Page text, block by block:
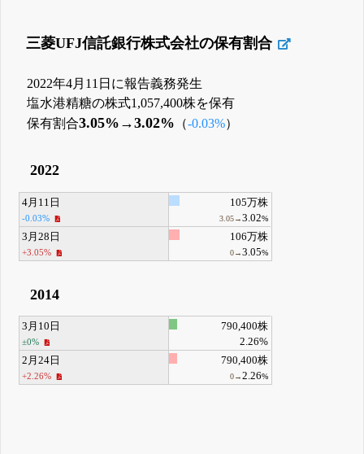
三菱UFJ信託銀行株式会社の保有割合
2022年4月11日に報告義務発生
塩水港精糖の株式1,057,400株を保有
保有割合3.05%→3.02% （-0.03%）
2022
4月11日
-0.03%
105万株
3.05→3.02%
3月28日
+3.05%
106万株
0→3.05%
2014
3月10日
±0%
790,400株
2.26%
2月24日
+2.26%
790,400株
0→2.26%